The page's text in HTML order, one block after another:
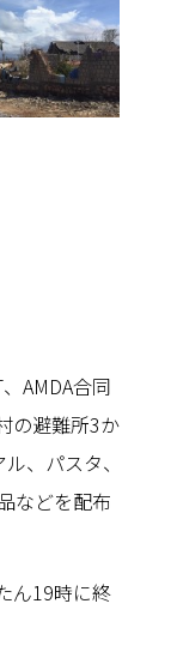
AMDA合同
の避難所3か
、パスタ、
などを配布
ん19時に終